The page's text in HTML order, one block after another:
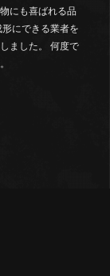
にも喜ばれる品
にできる業者を
ました。 何度で